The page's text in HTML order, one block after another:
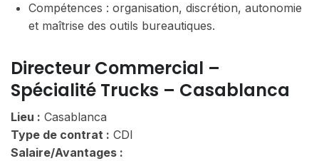
Compétences : organisation, discrétion, autonomie
et maîtrise des outils bureautiques.
Directeur Commercial –
Spécialité Trucks – Casablanca
Lieu : Casablanca
Type de contrat : CDI
Salaire/Avantages :